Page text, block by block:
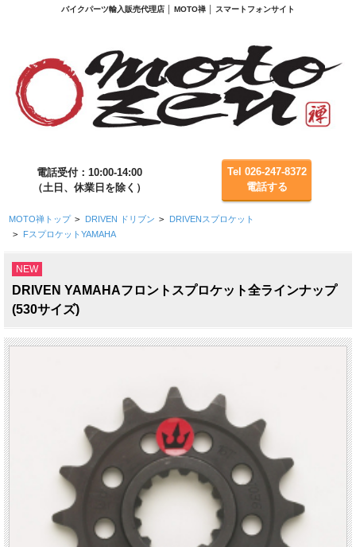
バイクパーツ輸入販売代理店 │ MOTO禅 │ スマートフォンサイト
電話受付：10:00-14:00
（土日、休業日を除く）
Tel 026-247-8372
電話する
MOTO禅トップ > DRIVEN ドリブン > DRIVENスプロケット
> FスプロケットYAMAHA
NEW
DRIVEN YAMAHAフロントスプロケット全ラインナップ
(530サイズ)